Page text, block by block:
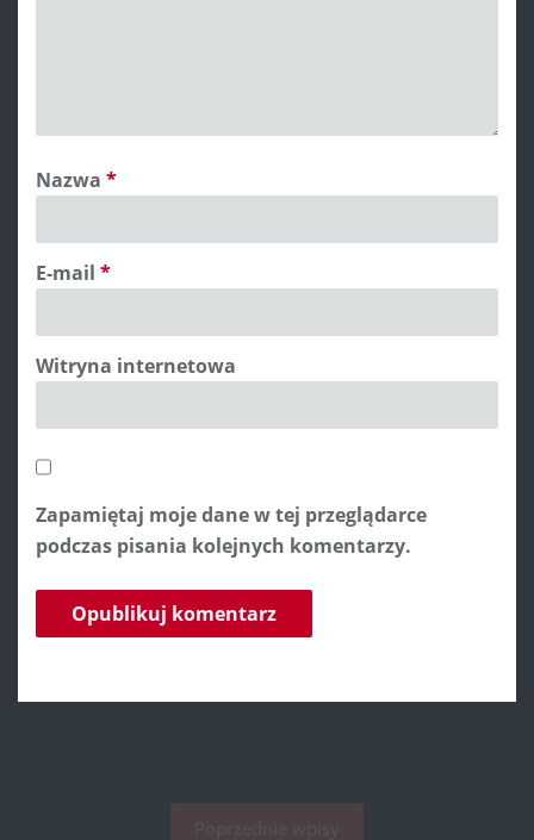
Nazwa *
E-mail *
Witryna internetowa
Zapamiętaj moje dane w tej przeglądarce
podczas pisania kolejnych komentarzy.